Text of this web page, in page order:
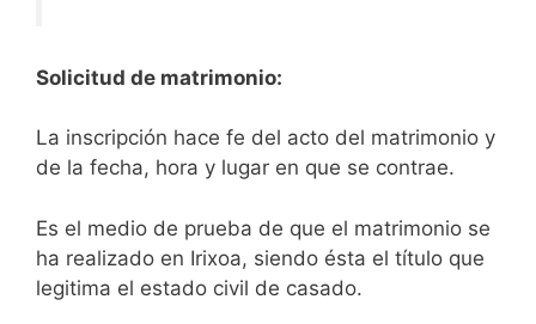
Solicitud de matrimonio:
La inscripción hace fe del acto del matrimonio y
de la fecha, hora y lugar en que se contrae.
Es el medio de prueba de que el matrimonio se
ha realizado en Irixoa, siendo ésta el título que
legitima el estado civil de casado.